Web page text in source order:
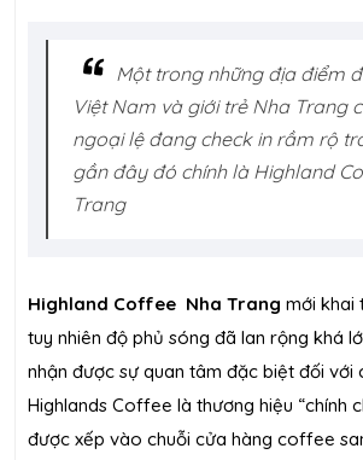
Một trong những địa điểm
Việt Nam và giới trẻ Nha Trang
ngoại lệ đang check in rầm rộ
gần đây đó chính là Highland
Trang
Highland Coffee Nha Trang mới khai
tuy nhiên độ phủ sóng đã lan rộng khá
nhận được sự quan tâm đặc biệt đối với
Highlands Coffee là thương hiệu “chính
được xếp vào chuỗi cửa hàng coffee